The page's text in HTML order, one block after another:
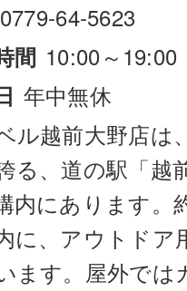
0779-64-5623
間 10:00～19:00
年中無休
ル越前大野店は
る、道の駅「越
内にあります。
に、アウトドア
ます。屋外で